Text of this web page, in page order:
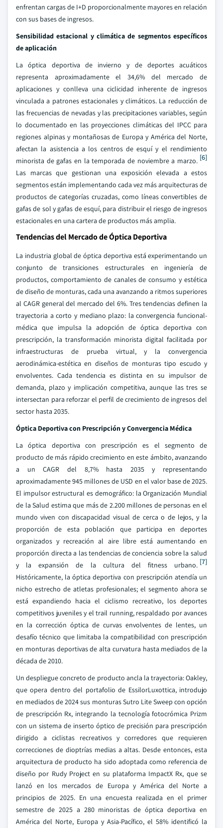
enfrentan cargas de I+D proporcionalmente mayores en relación
con sus bases de ingresos.
Sensibilidad estacional y climática de segmentos específicos
de aplicación
La óptica deportiva de invierno y de deportes acuáticos
representa aproximadamente el 34,6% del mercado de
aplicaciones y conlleva una ciclicidad inherente de ingresos
vinculada a patrones estacionales y climáticos. La reducción de
las frecuencias de nevadas y las precipitaciones variables, según
lo documentado en las proyecciones climáticas del IPCC para
regiones alpinas y montañosas de Europa y América del Norte,
afectan la asistencia a los centros de esquí y el rendimiento
minorista de gafas en la temporada de noviembre a marzo. [6]
Las marcas que gestionan una exposición elevada a estos
segmentos están implementando cada vez más arquitecturas de
productos de categorías cruzadas, como líneas convertibles de
gafas de sol y gafas de esquí, para distribuir el riesgo de ingresos
estacionales en una cartera de productos más amplia.
Tendencias del Mercado de Óptica Deportiva
La industria global de óptica deportiva está experimentando un
conjunto de transiciones estructurales en ingeniería de
productos, comportamiento de canales de consumo y estética
de diseño de monturas, cada una avanzando a ritmos superiores
al CAGR general del mercado del 6%. Tres tendencias definen la
trayectoria a corto y mediano plazo: la convergencia funcional-
médica que impulsa la adopción de óptica deportiva con
prescripción, la transformación minorista digital facilitada por
infraestructuras de prueba virtual, y la convergencia
aerodinámica-estética en diseños de monturas tipo escudo y
envolventes. Cada tendencia es distinta en su impulsor de
demanda, plazo y implicación competitiva, aunque las tres se
intersectan para reforzar el perfil de crecimiento de ingresos del
sector hasta 2035.
Óptica Deportiva con Prescripción y Convergencia Médica
La óptica deportiva con prescripción es el segmento de
producto de más rápido crecimiento en este ámbito, avanzando
a un CAGR del 8,7% hasta 2035 y representando
aproximadamente 945 millones de USD en el valor base de 2025.
El impulsor estructural es demográfico: la Organización Mundial
de la Salud estima que más de 2.200 millones de personas en el
mundo viven con discapacidad visual de cerca o de lejos, y la
proporción de esta población que participa en deportes
organizados y recreación al aire libre está aumentando en
proporción directa a las tendencias de conciencia sobre la salud
y la expansión de la cultura del fitness urbano. [7]
Históricamente, la óptica deportiva con prescripción atendía un
nicho estrecho de atletas profesionales; el segmento ahora se
está expandiendo hacia el ciclismo recreativo, los deportes
competitivos juveniles y el trail running, respaldado por avances
en la corrección óptica de curvas envolventes de lentes, un
desafío técnico que limitaba la compatibilidad con prescripción
en monturas deportivas de alta curvatura hasta mediados de la
década de 2010.
Un despliegue concreto de producto ancla la trayectoria: Oakley,
que opera dentro del portafolio de EssilorLuxottica, introdujo
en mediados de 2024 sus monturas Sutro Lite Sweep con opción
de prescripción Rx, integrando la tecnología fotocrómica Prizm
con un sistema de inserto óptico de precisión para prescripción
dirigido a ciclistas recreativos y corredores que requieren
correcciones de dioptrías medias a altas. Desde entonces, esta
arquitectura de producto ha sido adoptada como referencia de
diseño por Rudy Project en su plataforma ImpactX Rx, que se
lanzó en los mercados de Europa y América del Norte a
principios de 2025. En una encuesta realizada en el primer
semestre de 2025 a 280 minoristas de óptica deportiva en
América del Norte, Europa y Asia-Pacífico, el 58% identificó la